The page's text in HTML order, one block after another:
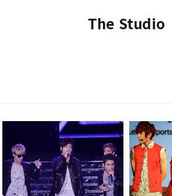
The Studio